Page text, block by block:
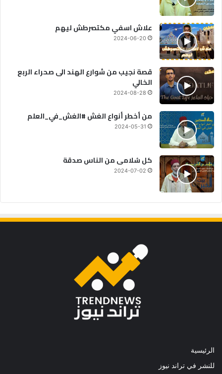
علاش اسفي مكتصرطش ليهم
2024-06-20
قصة نجيب من شوارع الهند الى صحراء الربع
الخالي
2024-08-28
من أخطر أنواع الغش #الغش_في_العلم
2024-05-31
كل سُلامى من الناس صدقة
2024-07-02
الرئيسية
للنشر في تراند نيوز